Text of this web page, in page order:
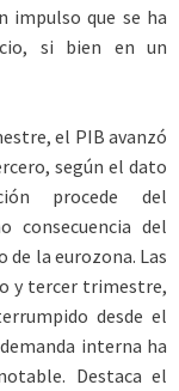
impulso que se ha
si bien en un
el PIB avanzó
según el dato
procede del
consecuencia del
de la eurozona. Las
y tercer trimestre,
desde el
interna ha
Destaca el